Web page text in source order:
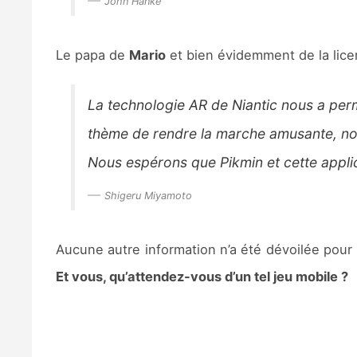
Le papa de Marioet bien évidemment de la
La technologie AR de Niantic nous a
thème de rendre la marche amusante,
Nous espérons que Pikmin et cette
Shigeru Miyamoto
Aucune autre information n’a été dévoilée
Et vous, qu’attendez-vous d’un tel jeu mobile ?